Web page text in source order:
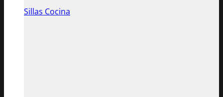
Sillas Cocina